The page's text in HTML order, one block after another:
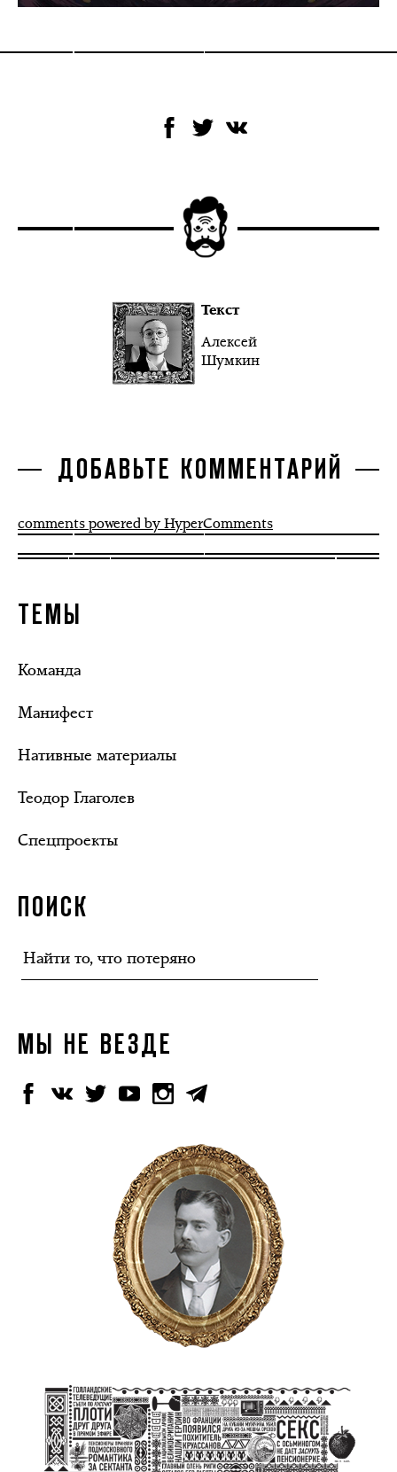
Текст
Алексей
Шумкин
ДОБАВЬТЕ КОММЕНТАРИЙ
comments powered by HyperComments
ТЕМЫ
Команда
Манифест
Нативные материалы
Теодор Глаголев
Спецпроекты
ПОИСК
МЫ НЕ ВЕЗДЕ